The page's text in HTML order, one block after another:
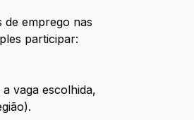
de emprego nas
participar:
vaga escolhida,